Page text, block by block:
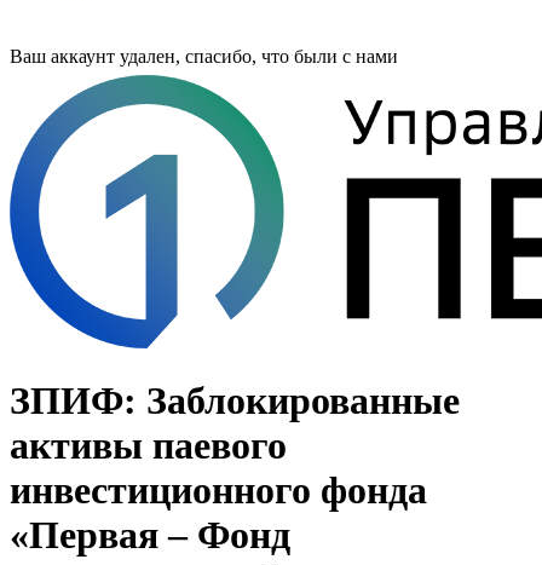
Ваш аккаунт удален, спасибо, что были с нами
ЗПИФ: Заблокированные
активы паевого
инвестиционного фонда
«Первая – Фонд